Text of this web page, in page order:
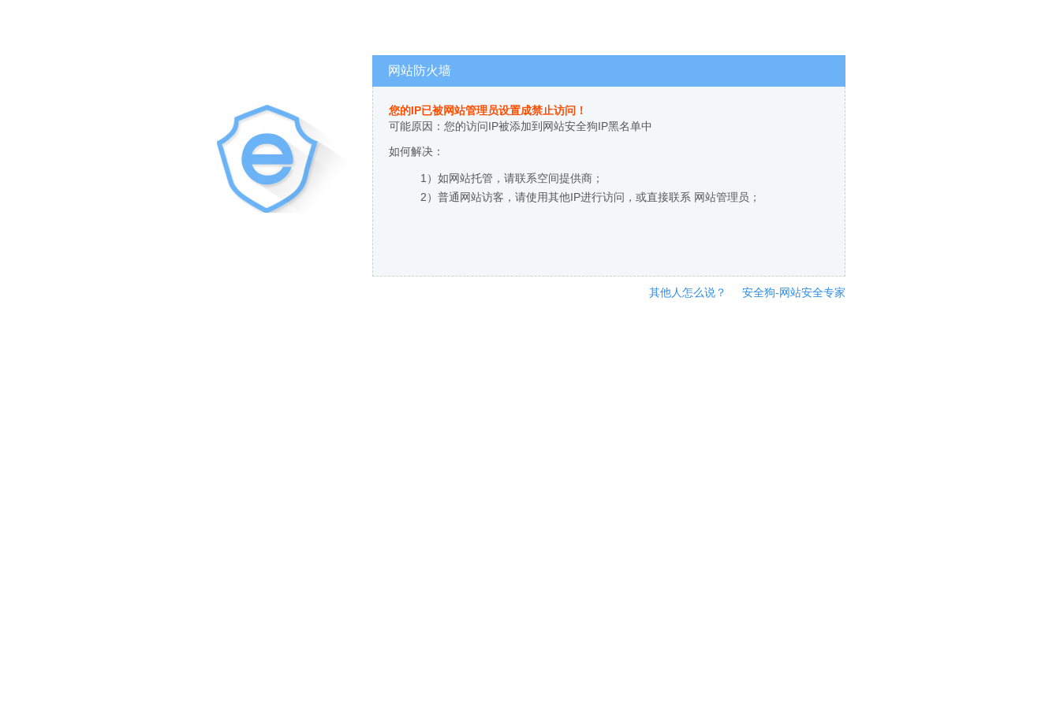
网站防火墙
您的IP已被网站管理员设置成禁止访问！
可能原因：您的访问IP被添加到网站安全狗IP黑名单中
如何解决：
1）如网站托管，请联系空间提供商；
2）普通网站访客，请使用其他IP进行访问，或直接联系 网站管理员；
其他人怎么说？ 安全狗-网站安全专家